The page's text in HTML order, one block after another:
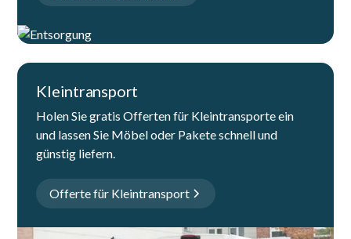
Kleintransport
Holen Sie gratis Offerten für Kleintransporte ein
und lassen Sie Möbel oder Pakete schnell und
günstig liefern.
Offerte für Kleintransport